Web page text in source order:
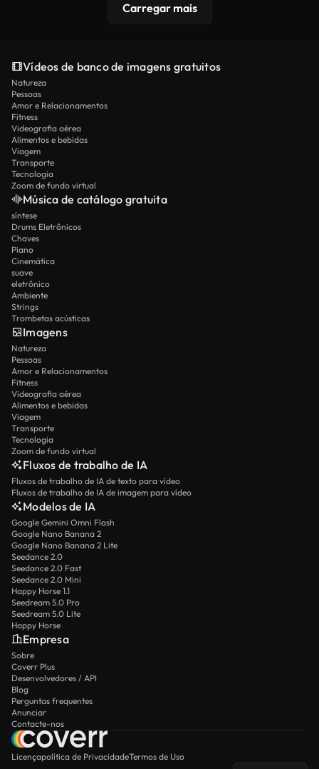
Carregar mais
Vídeos de banco de imagens gratuitos
Natureza
Pessoas
Amor e Relacionamentos
Fitness
Videografia aérea
Alimentos e bebidas
Viagem
Transporte
Tecnologia
Zoom de fundo virtual
Música de catálogo gratuita
síntese
Drums Eletrônicos
Chaves
Piano
Cinemática
suave
eletrônico
Ambiente
Strings
Trombetas acústicas
Imagens
Natureza
Pessoas
Amor e Relacionamentos
Fitness
Videografia aérea
Alimentos e bebidas
Viagem
Transporte
Tecnologia
Zoom de fundo virtual
Fluxos de trabalho de IA
Fluxos de trabalho de IA de texto para vídeo
Fluxos de trabalho de IA de imagem para vídeo
Modelos de IA
Google Gemini Omni Flash
Google Nano Banana 2
Google Nano Banana 2 Lite
Seedance 2.0
Seedance 2.0 Fast
Seedance 2.0 Mini
Happy Horse 1.1
Seedream 5.0 Pro
Seedream 5.0 Lite
Happy Horse
Empresa
Sobre
Coverr Plus
Desenvolvedores / API
Blog
Perguntas frequentes
Anunciar
Contacte-nos
Licençapolítica de PrivacidadeTermos de Uso